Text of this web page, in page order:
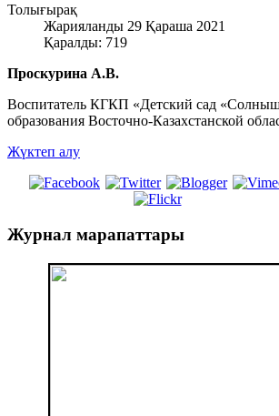
Толығырақ
Жарияланды 29 Қараша 2021
Қаралды: 719
Проскурина А.В.
Воспитатель КГКП «Детский сад
образования Восточно-Казахстанской
Жүктеп алу
Журнал марапаттары